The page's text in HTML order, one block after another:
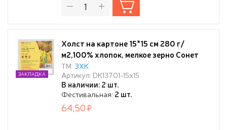
Холст на картоне 15*15 см 280 г/
м2,100% хлопок, мелкое зерно Сонет
ТМ: ЗХК
Артикул: DK13701-15x15
В наличии: 2 шт.
Фестивальная: 2 шт.
ЗАКЛАДКА
64,50